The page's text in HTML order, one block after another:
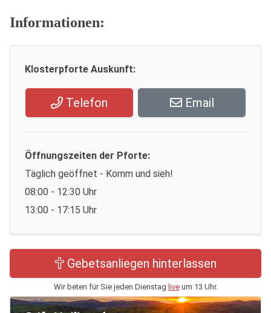
Informationen:
Klosterpforte Auskunft:
Telefon Email
Öffnungszeiten der Pforte:
Täglich geöffnet - Komm und sieh!
08:00 - 12:30 Uhr
13:00 - 17:15 Uhr
Gebetsanliegen hinterlassen
Wir beten für Sie jeden Dienstag liveum 13 Uhr.